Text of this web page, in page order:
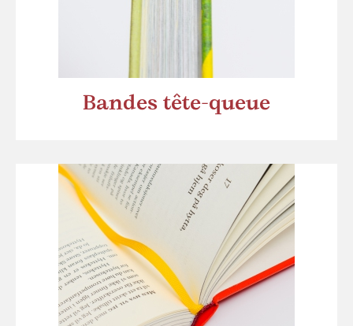
Bandes tête-queue